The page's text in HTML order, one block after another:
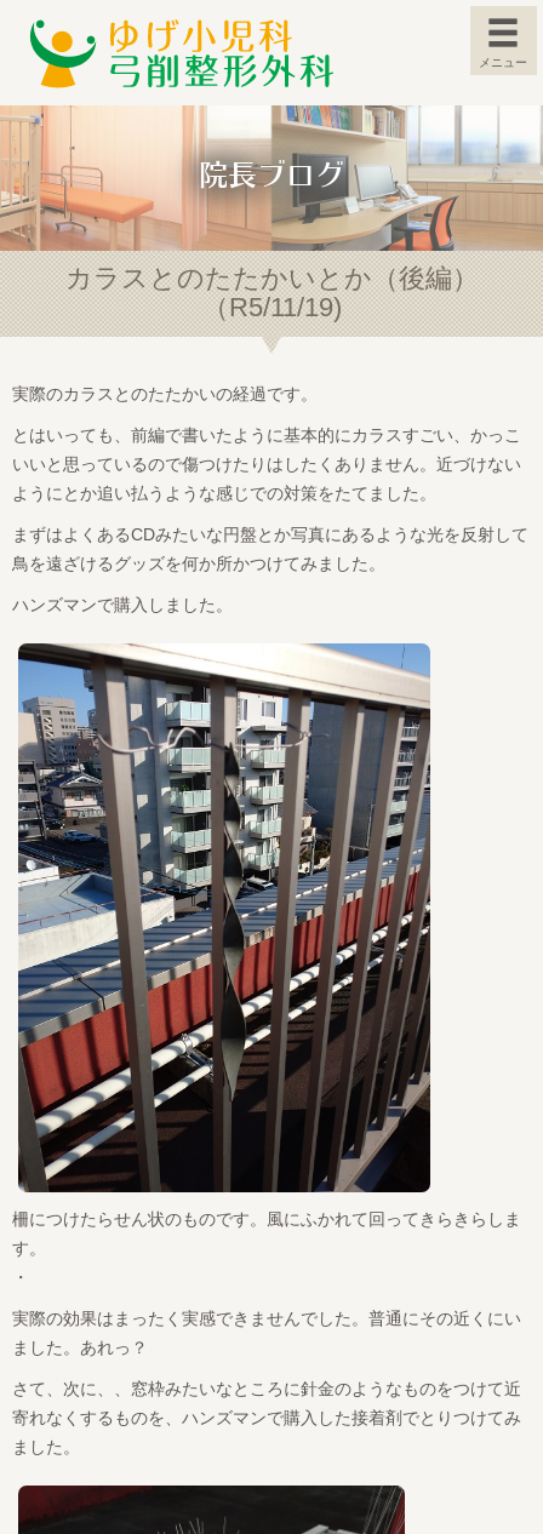
メニュー
院長ブログ
カラスとのたたかいとか（後編）
（R5/11/19)
実際のカラスとのたたかいの経過です。
とはいっても、前編で書いたように基本的にカラスすごい、かっこ
いいと思っているので傷つけたりはしたくありません。近づけない
ようにとか追い払うような感じでの対策をたてました。
まずはよくあるCDみたいな円盤とか写真にあるような光を反射して
鳥を遠ざけるグッズを何か所かつけてみました。
ハンズマンで購入しました。
柵につけたらせん状のものです。風にふかれて回ってきらきらしま
す。
・
実際の効果はまったく実感できませんでした。普通にその近くにい
ました。あれっ？
さて、次に、、窓枠みたいなところに針金のようなものをつけて近
寄れなくするものを、ハンズマンで購入した接着剤でとりつけてみ
ました。